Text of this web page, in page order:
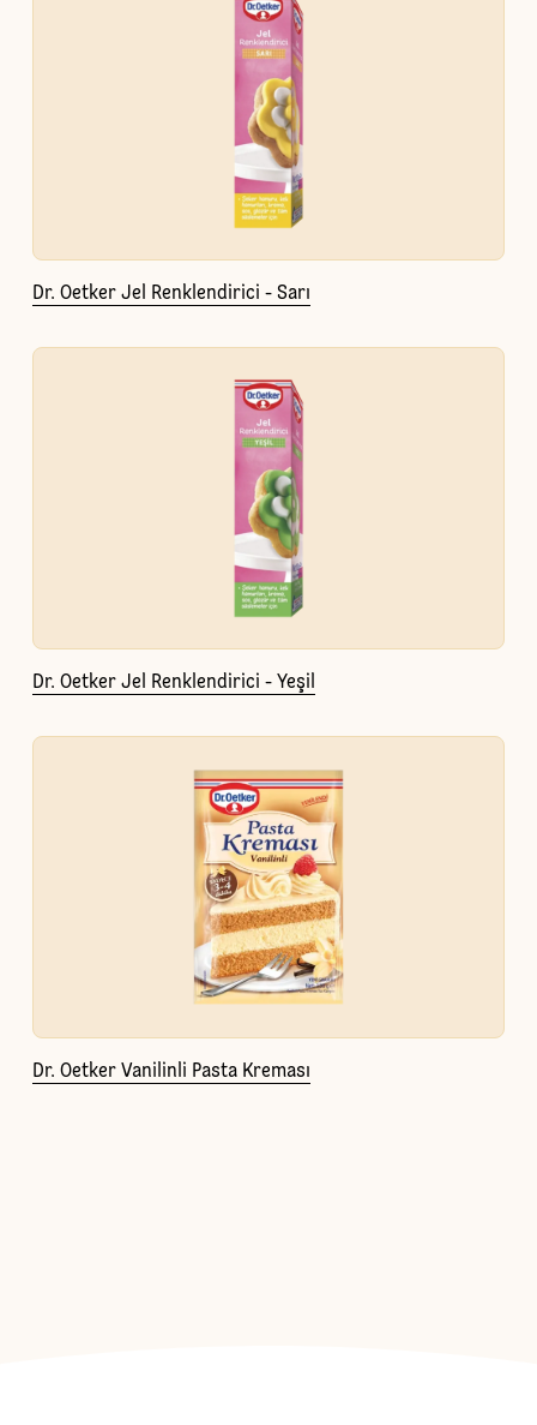
Dr. Oetker Jel Renklendirici - Sarı
Dr. Oetker Jel Renklendirici - Yeşil
Dr. Oetker Vanilinli Pasta Kreması